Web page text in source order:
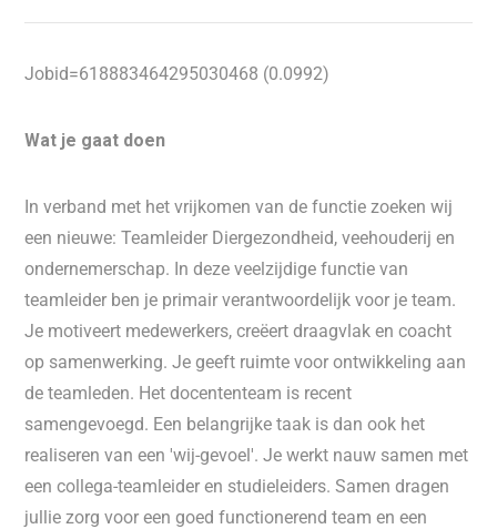
Jobid=618883464295030468 (0.0992)
Wat je gaat doen
In verband met het vrijkomen van de functie zoeken wij
een nieuwe: Teamleider Diergezondheid, veehouderij en
ondernemerschap. In deze veelzijdige functie van
teamleider ben je primair verantwoordelijk voor je team.
Je motiveert medewerkers, creëert draagvlak en coacht
op samenwerking. Je geeft ruimte voor ontwikkeling aan
de teamleden. Het docententeam is recent
samengevoegd. Een belangrijke taak is dan ook het
realiseren van een 'wij-gevoel'. Je werkt nauw samen met
een collega-teamleider en studieleiders. Samen dragen
jullie zorg voor een goed functionerend team en een